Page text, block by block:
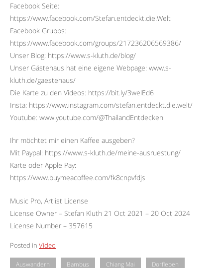
Facebook Seite:
https://www.facebook.com/Stefan.entdeckt.die.Welt
Facebook Grupps:
https://www.facebook.com/groups/217236206569386/
Unser Blog: https://www.s-kluth.de/blog/
Unser Gästehaus hat eine eigene Webpage: www.s-
kluth.de/gaestehaus/
Die Karte zu den Videos: https://bit.ly/3welEd6
Insta: https://www.instagram.com/stefan.entdeckt.die.welt/
Youtube: www.youtube.com/@ThailandEntdecken
Ihr möchtet mir einen Kaffee ausgeben?
Mit Paypal: https://www.s-kluth.de/meine-ausruestung/
Karte oder Apple Pay:
https://www.buymeacoffee.com/fk8cnpvfdjs
Music Pro, Artlist License
License Owner – Stefan Kluth 21 Oct 2021 – 20 Oct 2024
License Number – 357615
Posted in Video
Auswandern Bambus Chiang Mai Dorfleben